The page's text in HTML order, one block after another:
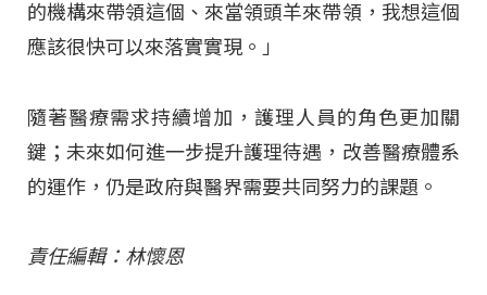
的機構來帶領這個、來當領頭羊來帶領，我想這個
應該很快可以來落實實現。」
隨著醫療需求持續增加，護理人員的角色更加關
鍵；未來如何進一步提升護理待遇，改善醫療體系
的運作，仍是政府與醫界需要共同努力的課題。
責任編輯：林懷恩